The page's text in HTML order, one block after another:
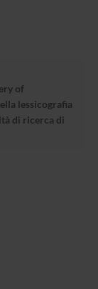
of
lessicografia
di ricerca di